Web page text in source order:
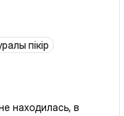
пікір
находилась, в